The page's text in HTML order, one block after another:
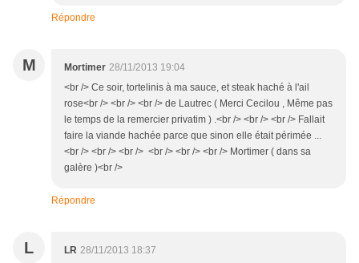
Répondre
M Mortimer 28/11/2013 19:04
<br /> Ce soir, tortelinis à ma sauce, et steak haché à l'ail
rose<br /> <br /> <br /> de Lautrec ( Merci Cecilou , Même pas
le temps de la remercier privatim ) .<br /> <br /> <br /> Fallait
faire la viande hachée parce que sinon elle était périmée ...
<br /> <br /> <br /> <br /> <br /> <br /> Mortimer ( dans sa
galère )<br />
Répondre
L LR 28/11/2013 18:37